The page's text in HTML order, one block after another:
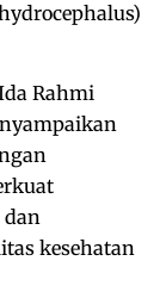
Rahmi
kesehatan